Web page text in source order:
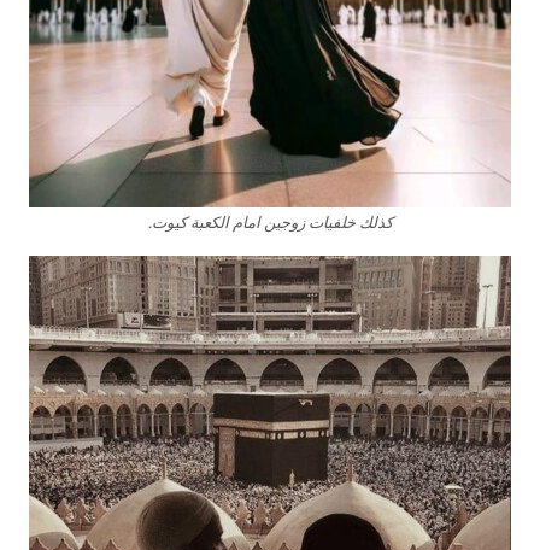
كذلك خلفيات زوجين امام الكعبة كيوت.